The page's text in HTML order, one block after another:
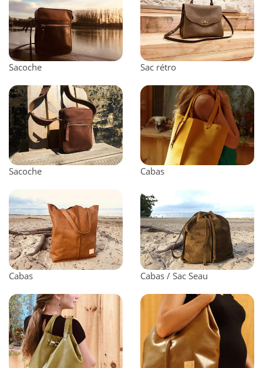
Sacoche Sac rétro
Sacoche Cabas
Cabas Cabas / Sac Seau